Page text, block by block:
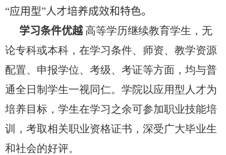
“应用型”人才培养成效和特色。
学习条件优越高等学历继续教育学生，无
论专科或本科，在学习条件、师资、教学资源
配置、申报学位、考级、考证等方面，均与普
通全日制学生一视同仁。学院以应用型人才为
培养目标，学生在学习之余可参加职业技能培
训，考取相关职业资格证书，深受广大毕业生
和社会的好评。